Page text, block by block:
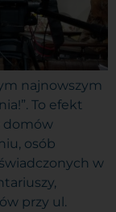
najnowszym
To efekt
domów
osób
w
przy ul.